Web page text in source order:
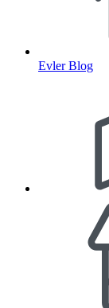
Evler Blog